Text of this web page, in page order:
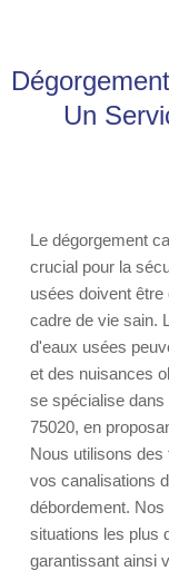
Un
Le dégorgement
crucial pour la
usées doivent
cadre de vie sain.
d'eaux usées
et des nuisances
se spécialise
75020, en
Nous utilisons
vos canalisations
débordement.
situations les plus
garantissant ainsi